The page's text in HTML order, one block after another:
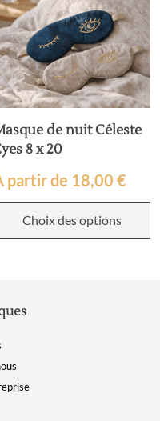
de nuit Céleste
8 x 20
partir de 18,00 €
Choix des options